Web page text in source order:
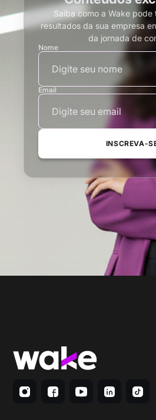
Saiba como a Wake pode
resultados da sua empresa
da jornada de
Nome
Email
INSCREVA-